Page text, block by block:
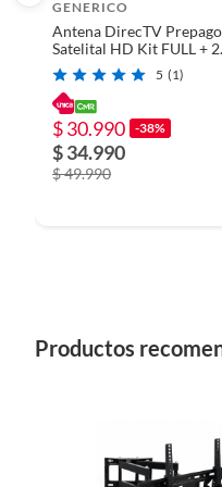
remanufacturados o
Alimentos, bebidas,
Pinturas de un color
Plantas.
De uso personal.
GENERICO
Antena DirecTV Prepago
Satelital HD Kit FULL + 2
Directv GO
5 (1)
$ 30.990 -38%
$ 34.990
$ 49.990
Productos